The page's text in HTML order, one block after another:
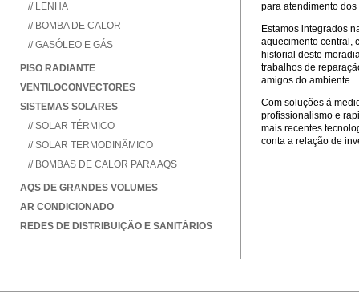
// LENHA
// BOMBA DE CALOR
// GASÓLEO E GÁS
PISO RADIANTE
VENTILOCONVECTORES
SISTEMAS SOLARES
// SOLAR TÉRMICO
// SOLAR TERMODINÂMICO
// BOMBAS DE CALOR PARA AQS
AQS DE GRANDES VOLUMES
AR CONDICIONADO
REDES DE DISTRIBUIÇÃO E SANITÁRIOS
para atendimento
Estamos integrados
aquecimento central,
historial deste
trabalhos de
amigos do ambiente.
Com soluções á
profissionalismo e
mais recentes
conta a relação de